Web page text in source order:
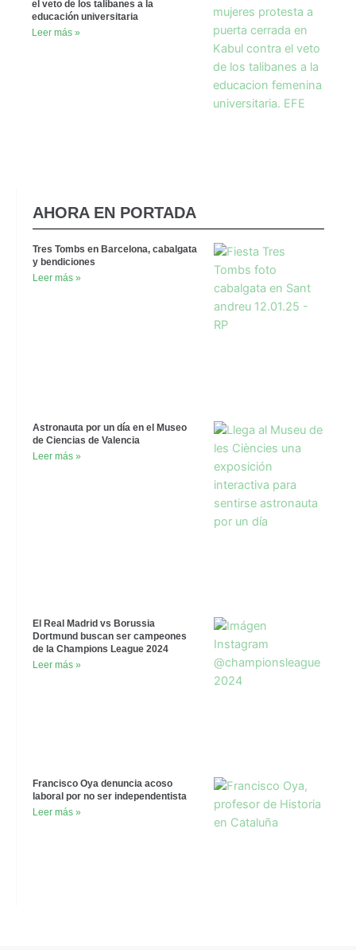
el veto de los talibanes a la
educación universitaria
Leer más »
AHORA EN PORTADA
Tres Tombs en Barcelona, cabalgata
y bendiciones
Leer más »
Astronauta por un día en el Museo
de Ciencias de Valencia
Leer más »
El Real Madrid vs Borussia
Dortmund buscan ser campeones
de la Champions League 2024
Leer más »
Francisco Oya denuncia acoso
laboral por no ser independentista
Leer más »